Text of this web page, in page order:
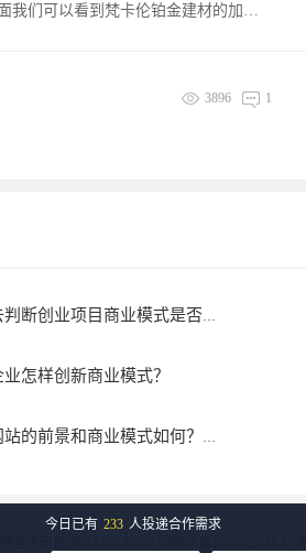
就是给其他宾馆、酒店、餐厅等供给梵卡伦铂金建材从中盈利啊 。从招财猫上面我们可以看到梵卡伦铂金建材的加盟条件：★进驻工装市场 高档宾馆、大型酒店、商务中心、健身美体中心、美容美发中心、KTV中心、咖啡厅、特色餐厅、棋牌室、休闲阁、酒吧、茶庄、网吧、超市、商场等场所。★与装饰公司合作 装饰公司是本地区各类建筑空间装饰服务的直接提供者，与他们直接长期合作，必将受到众多装饰用户喜爱，销售量也会直线上升，盈利急剧增多！★与楼盘开发商合作 本产品绿色环保、施工简便、实用实惠的特点，很受欢迎。与当地的这些楼盘委托开发商联手，推出“购房送装饰“服务，扩大市场，互惠互利，财富赢不尽！★与装修工客户合作 装修工其实是纽带，连接着市场终端，占领着市场的大部分份额。口口相传建立口碑,进而建立起对本产品的品牌忠诚度。★进驻批发零售领域,家庭装修市场巨大 A.进驻建材城-各类建材城是建材最好的销售渠道之一。合作者可在在当地建材城开辟门店，或者与建材城商家合作，联手推出促销宣传，批发、零售均可，每天销量不少；若与多个建材城建立长期合作关系，则销售量更大。 B.与建材经销商合作-与当地的建材经销商联手合作，大肆宣传过硬的产品质量、新颖的产品包装、独特的宣传方式，必会赢得众多家装消费者的青睐，这样积少成多，慢慢扩大销售量，巨额利润垂手可得。 C,在当地联系较有威望的亲朋好友，试装样板店，以吸引邻里参观，引发群体效应，订单源源不断！
3896 1
断创业项目商业模式是否具可行性？
怎样创新商业模式？
景和商业模式如何？目前我在读书，想自己创业。
营许可证:浙B2-20190547 | |
今日已有 233 人投递合作需求